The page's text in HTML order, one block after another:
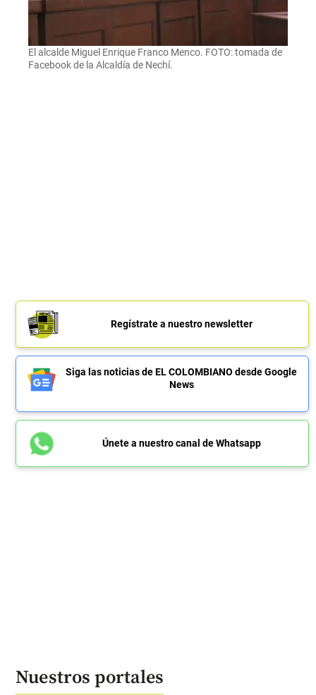
El alcalde Miguel Enrique Franco Menco. FOTO: tomada de
Facebook de la Alcaldía de Nechí.
Regístrate a nuestro newsletter
Siga las noticias de EL COLOMBIANO desde Google
News
Únete a nuestro canal de Whatsapp
Nuestros portales